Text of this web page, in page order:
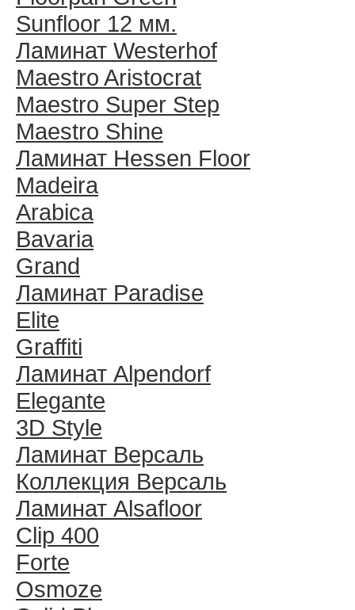
Sunfloor 12 мм.
Ламинат Westerhof
Maestro Aristocrat
Maestro Super Step
Maestro Shine
Ламинат Hessen Floor
Madeira
Arabica
Bavaria
Grand
Ламинат Paradise
Elite
Graffiti
Ламинат Alpendorf
Elegante
3D Style
Ламинат Версаль
Коллекция Версаль
Ламинат Alsafloor
Clip 400
Forte
Osmoze